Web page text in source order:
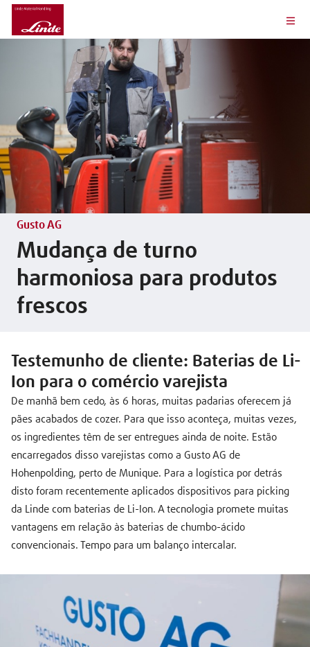
Gusto AG
Mudança de turno
harmoniosa para produtos
frescos
Testemunho de cliente: Baterias de Li-
Ion para o comércio varejista
De manhã bem cedo, às 6 horas, muitas padarias oferecem já
pães acabados de cozer. Para que isso aconteça, muitas vezes,
os ingredientes têm de ser entregues ainda de noite. Estão
encarregados disso varejistas como a Gusto AG de
Hohenpolding, perto de Munique. Para a logística por detrás
disto foram recentemente aplicados dispositivos para picking
da Linde com baterias de Li-Ion. A tecnologia promete muitas
vantagens em relação às baterias de chumbo-ácido
convencionais. Tempo para um balanço intercalar.